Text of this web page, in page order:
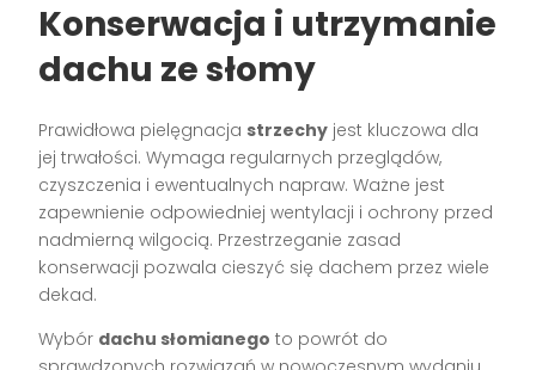
Konserwacja i utrzymanie
dachu ze słomy
Prawidłowa pielęgnacja strzechy jest kluczowa dla
jej trwałości. Wymaga regularnych przeglądów,
czyszczenia i ewentualnych napraw. Ważne jest
zapewnienie odpowiedniej wentylacji i ochrony przed
nadmierną wilgocią. Przestrzeganie zasad
konserwacji pozwala cieszyć się dachem przez wiele
dekad.
Wybór dachu słomianego to powrót do